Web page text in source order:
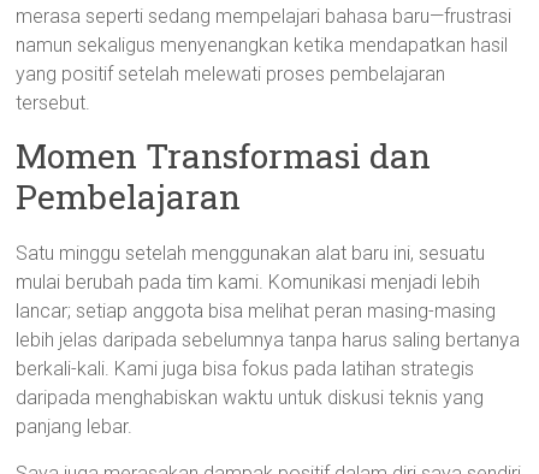
merasa seperti sedang mempelajari bahasa baru—frustrasi
namun sekaligus menyenangkan ketika mendapatkan hasil
yang positif setelah melewati proses pembelajaran
tersebut.
Momen Transformasi dan
Pembelajaran
Satu minggu setelah menggunakan alat baru ini, sesuatu
mulai berubah pada tim kami. Komunikasi menjadi lebih
lancar; setiap anggota bisa melihat peran masing-masing
lebih jelas daripada sebelumnya tanpa harus saling bertanya
berkali-kali. Kami juga bisa fokus pada latihan strategis
daripada menghabiskan waktu untuk diskusi teknis yang
panjang lebar.